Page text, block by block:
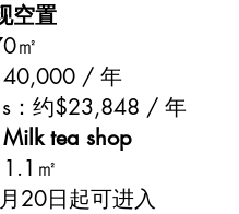
空置
㎡
/ 年
：约$23,848 / 年
tea shop
㎡
20日起可进入